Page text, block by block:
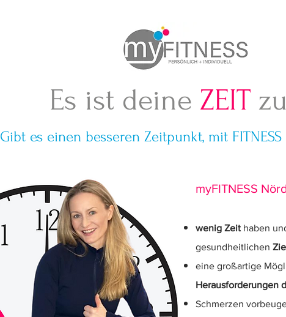
Es ist deine ZEIT
Gibt es einen besseren Zeitpunkt, mit FITNESS
myFITNESS
wenig Zeit haben
gesundheitlichen
eine großartige
Herausforderungen
Schmerzen